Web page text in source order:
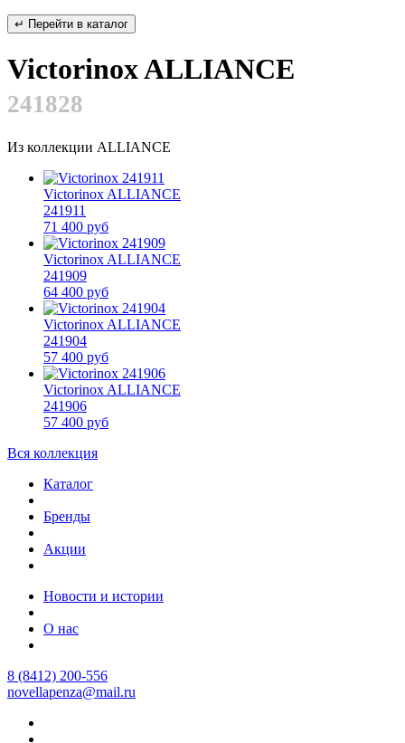
↵ Перейти в каталог
Victorinox ALLIANCE
241828
Из коллекции ALLIANCE
Victorinox ALLIANCE
241911
71 400 руб
Victorinox ALLIANCE
241909
64 400 руб
Victorinox ALLIANCE
241904
57 400 руб
Victorinox ALLIANCE
241906
57 400 руб
Вся коллекция
Каталог
Бренды
Акции
Новости и истории
О нас
8 (8412) 200-556
novellapenza@mail.ru